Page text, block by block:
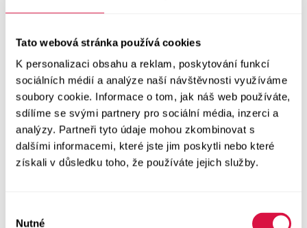
Tato webová stránka používá cookies
K personalizaci obsahu a reklam, poskytování funkcí
sociálních médií a analýze naší návštěvnosti využíváme
soubory cookie. Informace o tom, jak náš web používáte,
sdílíme se svými partnery pro sociální média, inzerci a
analýzy. Partneři tyto údaje mohou zkombinovat s
dalšími informacemi, které jste jim poskytli nebo které
získali v důsledku toho, že používáte jejich služby.
Nutné
Mikiny
Svetry
Šaty a sukně
Vše v kategorii Šaty a sukně
NOVINKY
Letní šaty